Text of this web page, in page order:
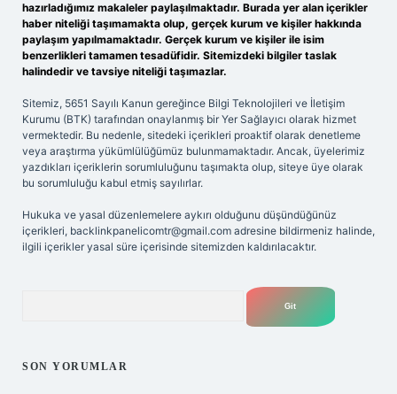
hazırladığımız makaleler paylaşılmaktadır. Burada yer alan içerikler
haber niteliği taşımamakta olup, gerçek kurum ve kişiler hakkında
paylaşım yapılmamaktadır. Gerçek kurum ve kişiler ile isim
benzerlikleri tamamen tesadüfidir. Sitemizdeki bilgiler taslak
halindedir ve tavsiye niteliği taşımazlar.
Sitemiz, 5651 Sayılı Kanun gereğince Bilgi Teknolojileri ve İletişim
Kurumu (BTK) tarafından onaylanmış bir Yer Sağlayıcı olarak hizmet
vermektedir. Bu nedenle, sitedeki içerikleri proaktif olarak denetleme
veya araştırma yükümlülüğümüz bulunmamaktadır. Ancak, üyelerimiz
yazdıkları içeriklerin sorumluluğunu taşımakta olup, siteye üye olarak
bu sorumluluğu kabul etmiş sayılırlar.
Hukuka ve yasal düzenlemelere aykırı olduğunu düşündüğünüz
içerikleri, backlinkpanelicomtr@gmail.com adresine bildirmeniz halinde,
ilgili içerikler yasal süre içerisinde sitemizden kaldırılacaktır.
SON YORUMLAR